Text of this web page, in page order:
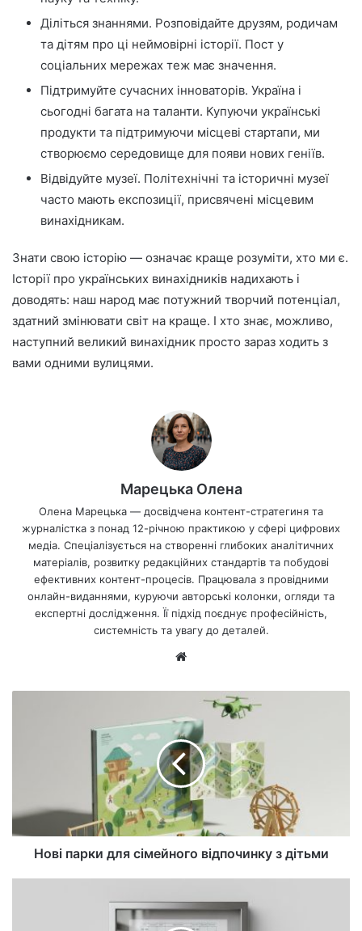
Діліться знаннями. Розповідайте друзям, родичам
та дітям про ці неймовірні історії. Пост у
соціальних мережах теж має значення.
Підтримуйте сучасних інноваторів. Україна і
сьогодні багата на таланти. Купуючи українські
продукти та підтримуючи місцеві стартапи, ми
створюємо середовище для появи нових геніїв.
Відвідуйте музеї. Політехнічні та історичні музеї
часто мають експозиції, присвячені місцевим
винахідникам.
Знати свою історію — означає краще розуміти, хто ми є.
Історії про українських винахідників надихають і
доводять: наш народ має потужний творчий потенціал,
здатний змінювати світ на краще. І хто знає, можливо,
наступний великий винахідник просто зараз ходить з
вами одними вулицями.
Марецька Олена
Олена Марецька — досвідчена контент-стратегиня та
журналістка з понад 12-річною практикою у сфері цифрових
медіа. Спеціалізується на створенні глибоких аналітичних
матеріалів, розвитку редакційних стандартів та побудові
ефективних контент-процесів. Працювала з провідними
онлайн-виданнями, куруючи авторські колонки, огляди та
експертні дослідження. Її підхід поєднує професійність,
системність та увагу до деталей.
са
Нові парки для сімейного відпочинку з дітьми